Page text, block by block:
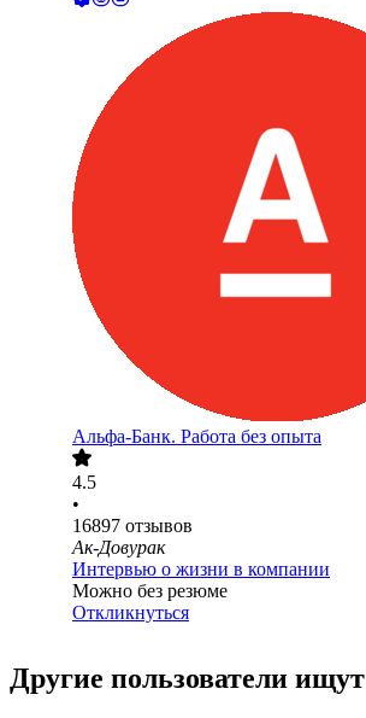
Альфа-Банк. Работа без опыта
4.5
•
16897 отзывов
Ак-Довурак
Интервью о жизни в компании
Можно без резюме
Откликнуться
Другие пользователи ищут